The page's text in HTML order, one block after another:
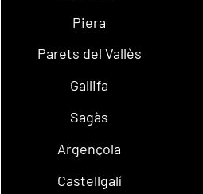
Piera
Parets del Vallès
Gallifa
Sagàs
Argençola
Castellgalí